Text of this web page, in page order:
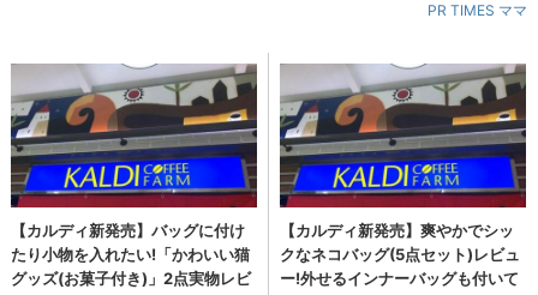
PR TIMES ママ